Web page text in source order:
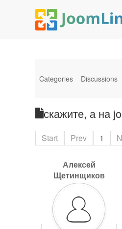
Categories Discussions
скажите, а на
Start Prev 1
Алексей
Щетинщиков